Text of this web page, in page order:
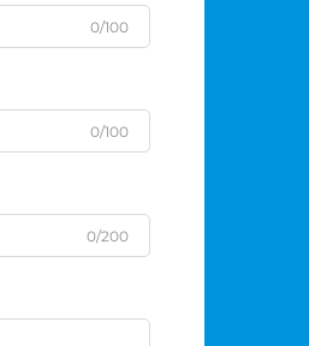
0/100
0/100
0/200